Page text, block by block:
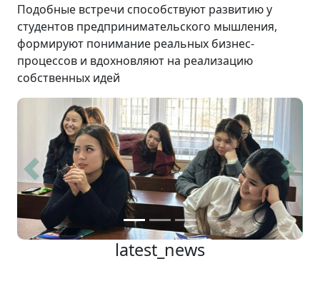
Подобные встречи способствуют развитию у
студентов предпринимательского мышления,
формируют понимание реальных бизнес-
процессов и вдохновляют на реализацию
собственных идей
Previous Next
latest_news